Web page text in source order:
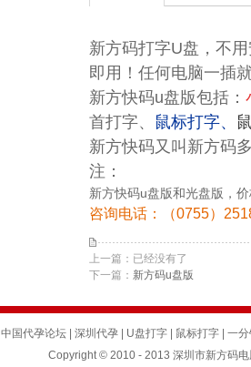
新方码打字U盘，不
即用！任何电脑一插
新方快码u盘版包括：
首打字、 鼠标打字、
新方快码又叫 新方码
注：
新方快码u盘版和光盘版，
咨询电话：（0755）
上一篇：已经没有了
下一篇： 新方码u盘版
中国代孕论坛 深圳代孕 U盘打字 鼠标打字
一
Copyright © 2010 - 2013 深圳市新方码